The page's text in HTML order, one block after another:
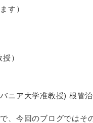
す）
）
ニア大学准教授) 根管
、今回のブログではそ